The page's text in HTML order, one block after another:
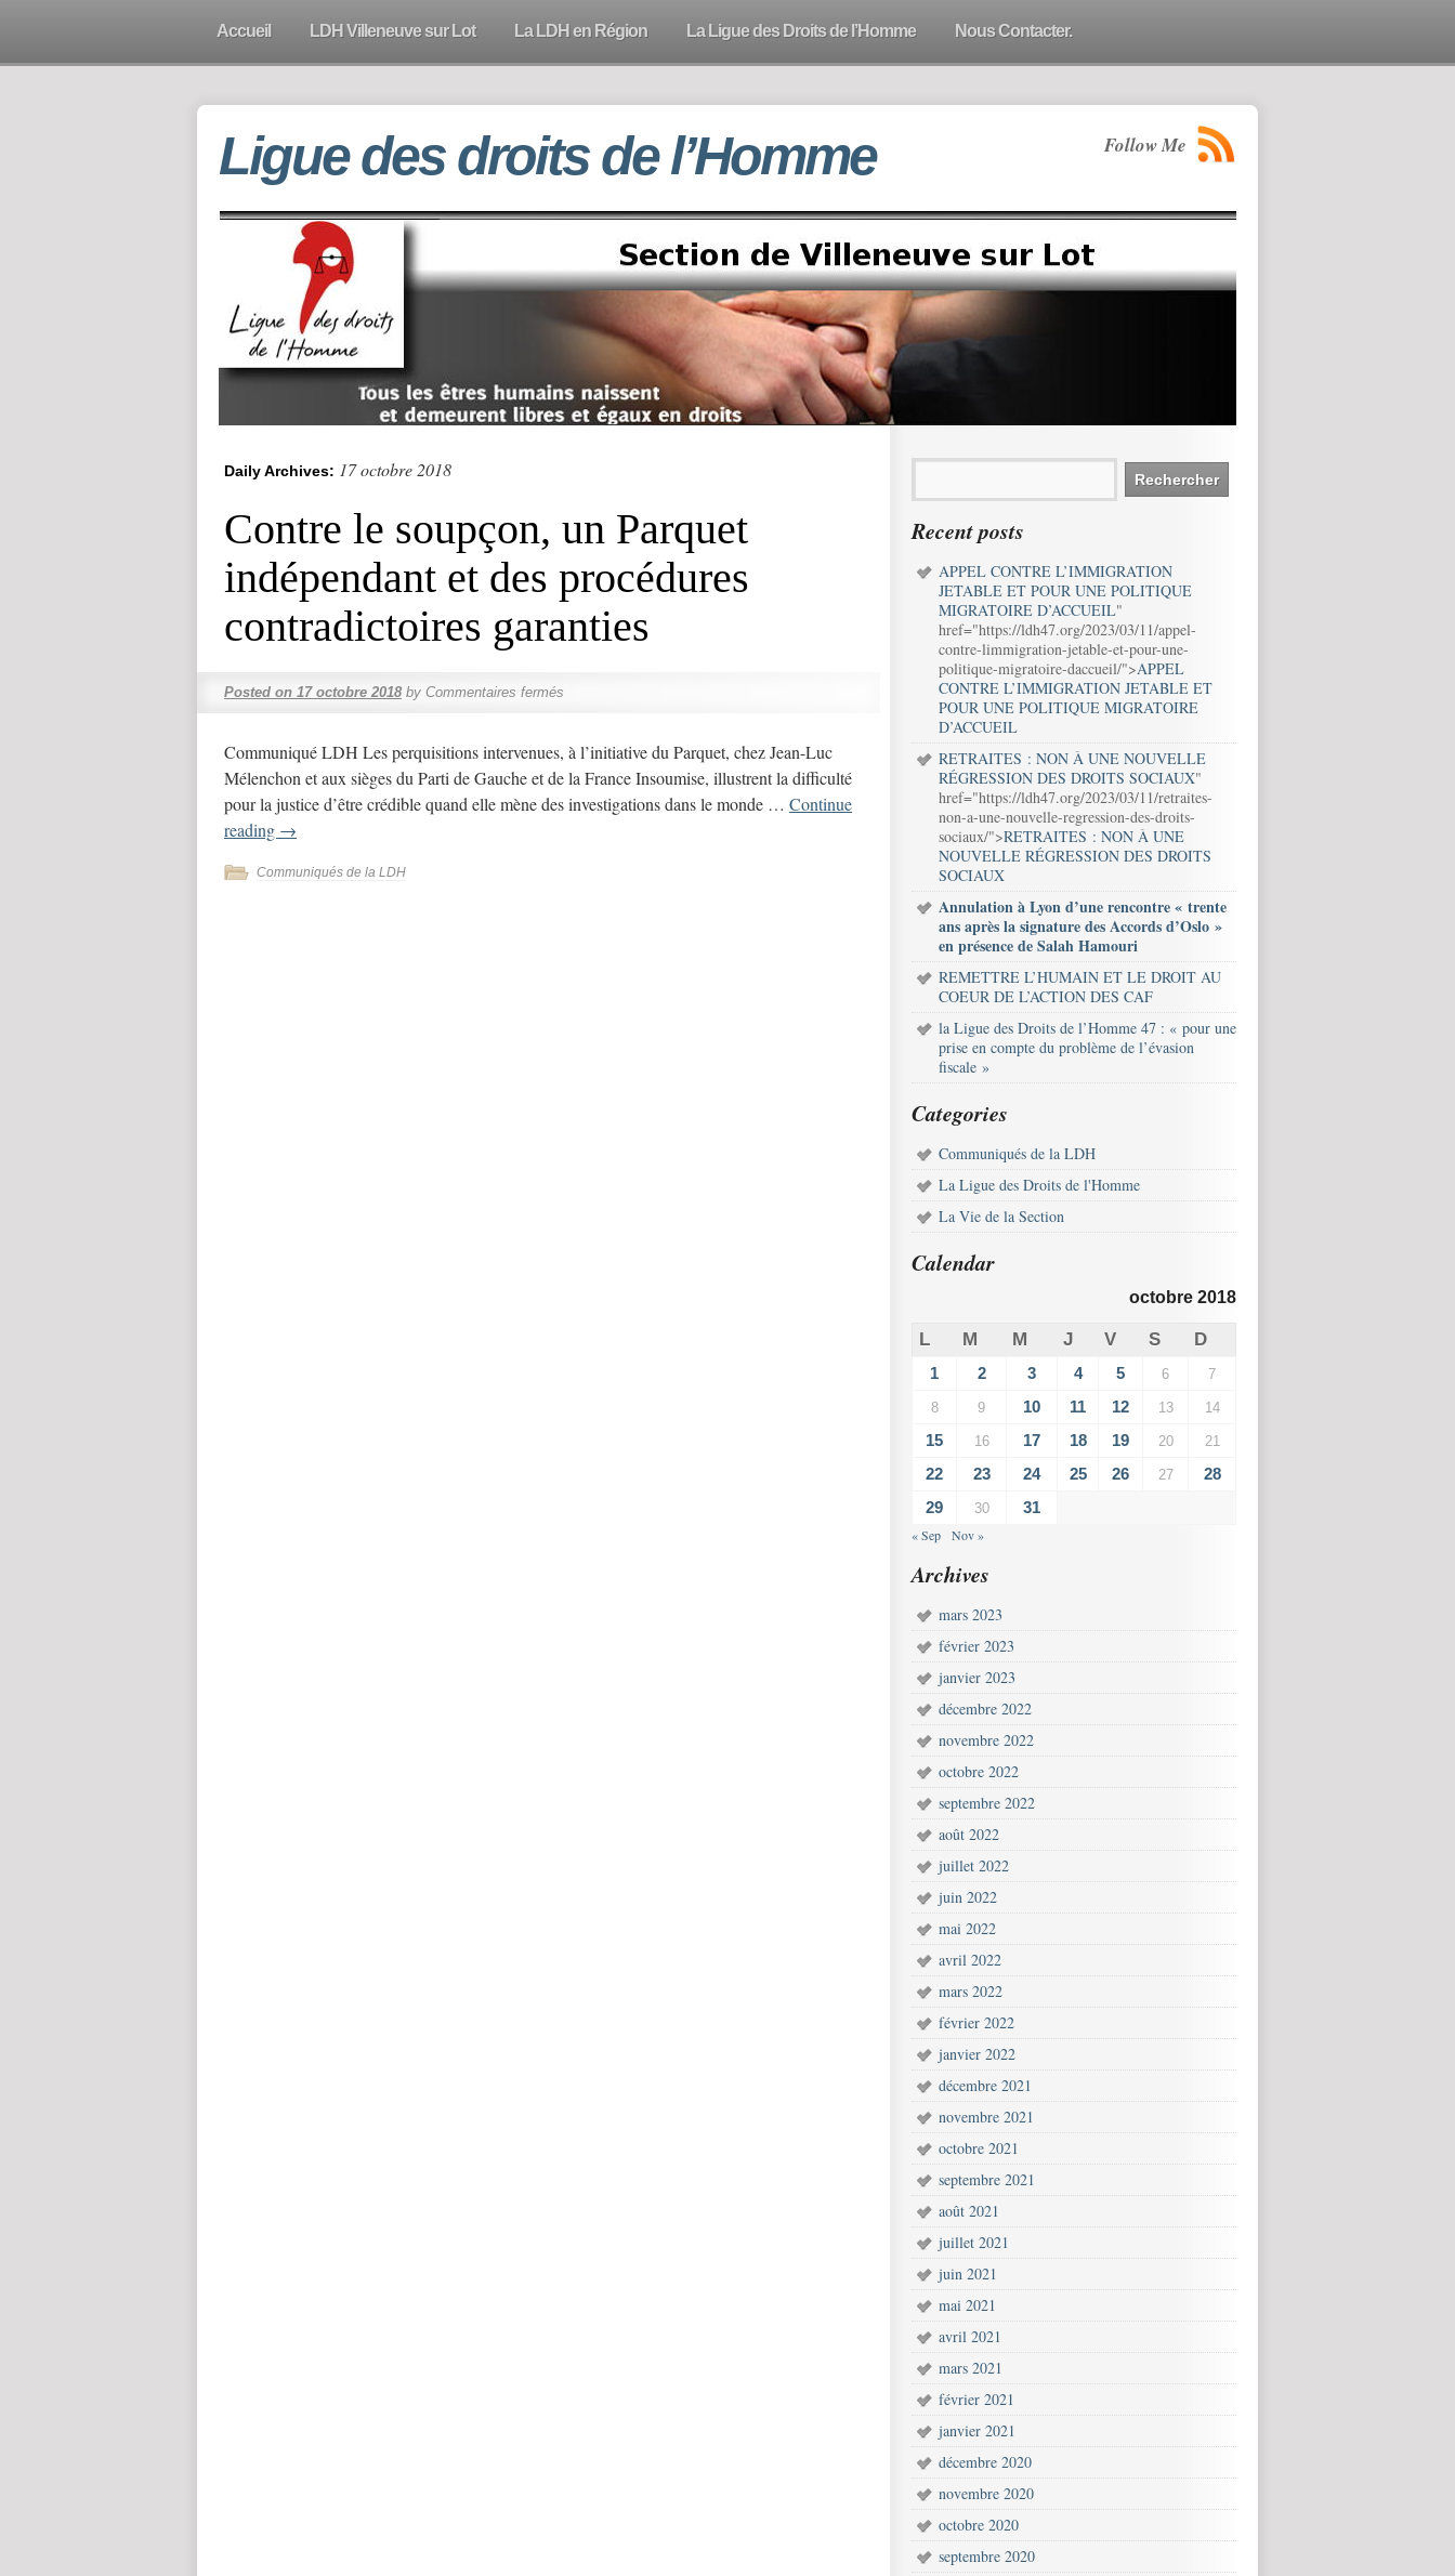
Accueil LDH Villeneuve sur Lot La LDH en Région La Ligue des Droits de l’Homme Nous Contacter.
Ligue des droits de l’Homme Follow Me
Daily Archives: 17 octobre 2018
Contre le soupçon, un Parquet
indépendant et des procédures
contradictoires garanties
Posted on 17 octobre 2018 by Commentaires fermés
Communiqué LDH Les perquisitions intervenues, à l’initiative du Parquet, chez Jean-Luc
Mélenchon et aux sièges du Parti de Gauche et de la France Insoumise, illustrent la difficulté
pour la justice d’être crédible quand elle mène des investigations dans le monde … Continue
reading →
Communiqués de la LDH
Recent posts
APPEL CONTRE L’IMMIGRATION
JETABLE ET POUR UNE POLITIQUE
MIGRATOIRE D’ACCUEIL"
href="https://ldh47.org/2023/03/11/appel-
contre-limmigration-jetable-et-pour-une-
politique-migratoire-daccueil/">APPEL
CONTRE L’IMMIGRATION JETABLE ET
POUR UNE POLITIQUE MIGRATOIRE
D’ACCUEIL
RETRAITES : NON À UNE NOUVELLE
RÉGRESSION DES DROITS SOCIAUX"
href="https://ldh47.org/2023/03/11/retraites-
non-a-une-nouvelle-regression-des-droits-
sociaux/">RETRAITES : NON À UNE
NOUVELLE RÉGRESSION DES DROITS
SOCIAUX
Annulation à Lyon d’une rencontre « trente
ans après la signature des Accords d’Oslo »
en présence de Salah Hamouri
REMETTRE L’HUMAIN ET LE DROIT AU
COEUR DE L’ACTION DES CAF
la Ligue des Droits de l’Homme 47 : « pour une
prise en compte du problème de l’évasion
fiscale »
Categories
Communiqués de la LDH
La Ligue des Droits de l'Homme
La Vie de la Section
Calendar
octobre 2018
L M M J V S D
1 2 3 4 5 6 7
8 9 10 11 12 13 14
15 16 17 18 19 20 21
22 23 24 25 26 27
28
29
30 31
« Sep Nov »
Archives
mars 2023
février 2023
janvier 2023
décembre 2022
novembre 2022
octobre 2022
septembre 2022
août 2022
juillet 2022
juin 2022
mai 2022
avril 2022
mars 2022
février 2022
janvier 2022
décembre 2021
novembre 2021
octobre 2021
septembre 2021
août 2021
juillet 2021
juin 2021
mai 2021
avril 2021
mars 2021
février 2021
janvier 2021
décembre 2020
novembre 2020
octobre 2020
septembre 2020